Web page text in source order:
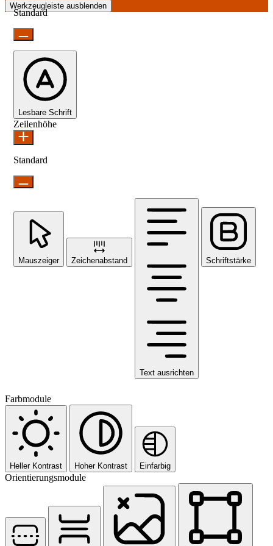
Werkzeugleiste ausblenden
Standard
Lesbare Schrift
Zeilenhöhe
Standard
Mauszeiger Zeichenabstand
Text ausrichten
Schriftstärke
Farbmodule
Heller Kontrast Hoher Kontrast Einfarbig
Orientierungsmodule